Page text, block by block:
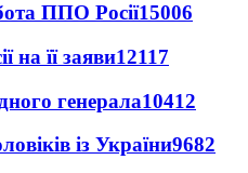
ППО Росії15006
на її заяви12117
генерала10412
із України9682